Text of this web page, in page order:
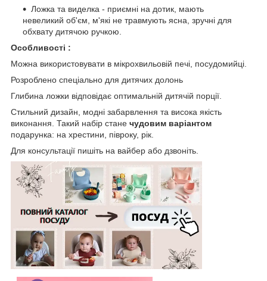
Ложка та виделка - приємні на дотик, мають
невеликий об'єм, м'які не травмують ясна, зручні для
обхвату дитячою ручкою.
Особливості :
Можна використовувати в мікрохвильовій печі, посудомийці.
Розроблено спеціально для дитячих долонь
Глибина ложки відповідає оптимальній дитячій порції.
Стильний дизайн, модні забарвлення та висока якість
виконання. Такий набір стане чудовим варіантом
подарунка: на хрестини, півроку, рік.
Для консультації пишіть на вайбер або дзвоніть.